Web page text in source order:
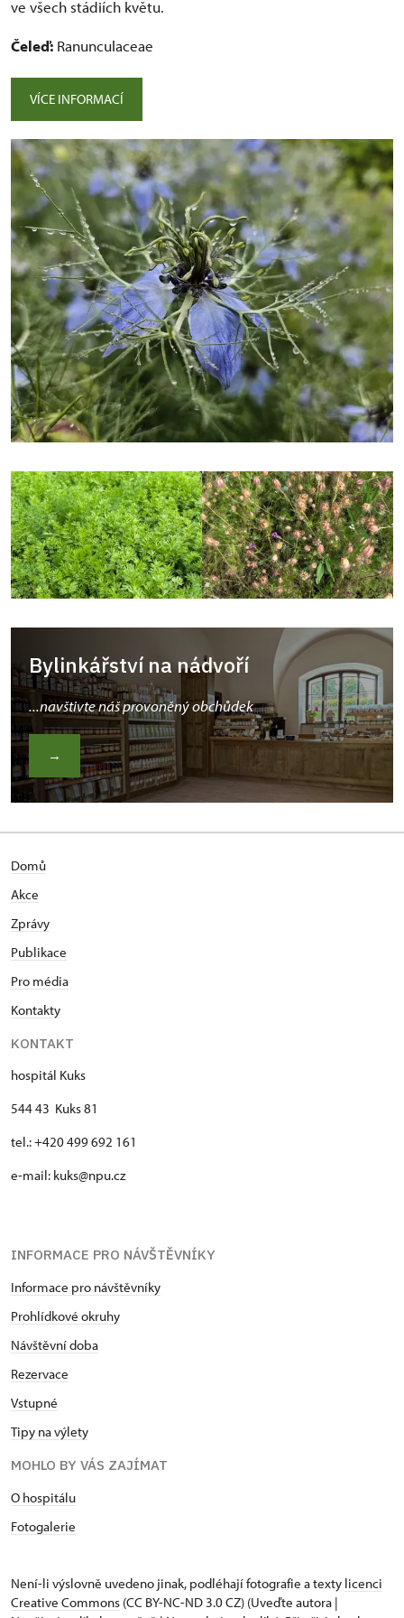
ve všech stádiích květu.
Čeleď: Ranunculaceae
VÍCE INFORMACÍ
Bylinkářství na nádvoří
...navštivte náš provoněný obchůdek
→
Domů
Akce
Zprávy
Publikace
Pro média
Kontakty
KONTAKT
hospitál Kuks
544 43 Kuks 81
tel.: +420 499 692 161
e-mail: kuks@npu.cz
INFORMACE PRO NÁVŠTĚVNÍKY
Informace pro návštěvníky
Prohlídkové okruhy
Návštěvní doba
Rezervace
Vstupné
Tipy na výlety
MOHLO BY VÁS ZAJÍMAT
O hospitálu
Fotogalerie
Není-li výslovně uvedeno jinak, podléhají fotografie a texty licenci
Creative Commons (CC BY-NC-ND 3.0 CZ) (Uveďte autora |